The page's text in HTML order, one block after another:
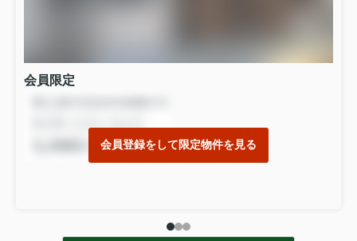
会員限定
会員登録をして限定物件を見る